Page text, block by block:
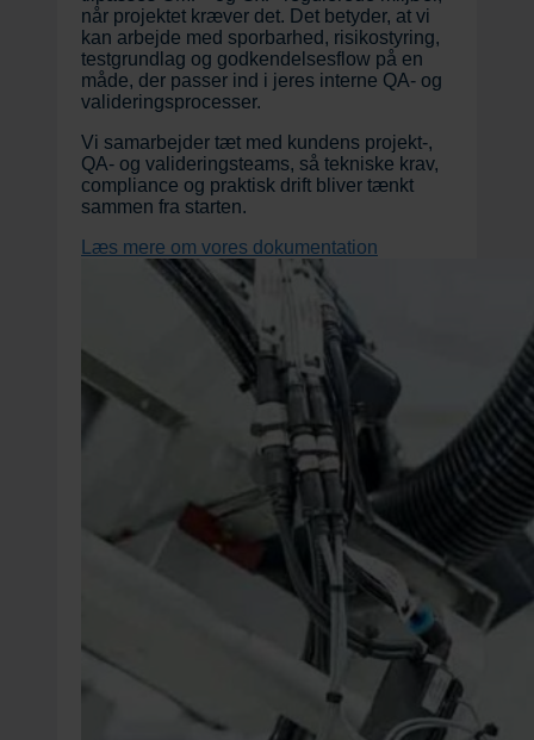
når projektet kræver det. Det betyder, at vi
kan arbejde med sporbarhed, risikostyring,
testgrundlag og godkendelsesflow på en
måde, der passer ind i jeres interne QA- og
valideringsprocesser.
Vi samarbejder tæt med kundens projekt-,
QA- og valideringsteams, så tekniske krav,
compliance og praktisk drift bliver tænkt
sammen fra starten.
Læs mere om vores dokumentation